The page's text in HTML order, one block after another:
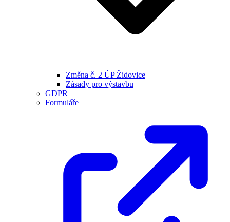
Změna č. 2 ÚP Židovice
Zásady pro výstavbu
GDPR
Formuláře